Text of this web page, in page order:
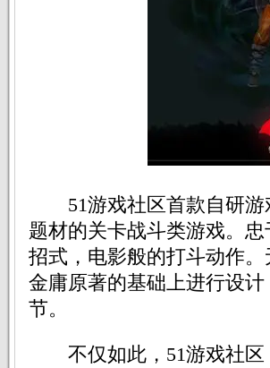
51游戏社区首款自研游
题材的关卡战斗类游戏。
招式，电影般的打斗动作
金庸原著的基础上进行设
节。
不仅如此，51游戏社区